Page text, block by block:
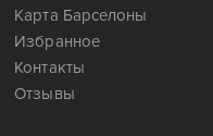
Карта Барселоны
Избранное
Контакты
Отзывы